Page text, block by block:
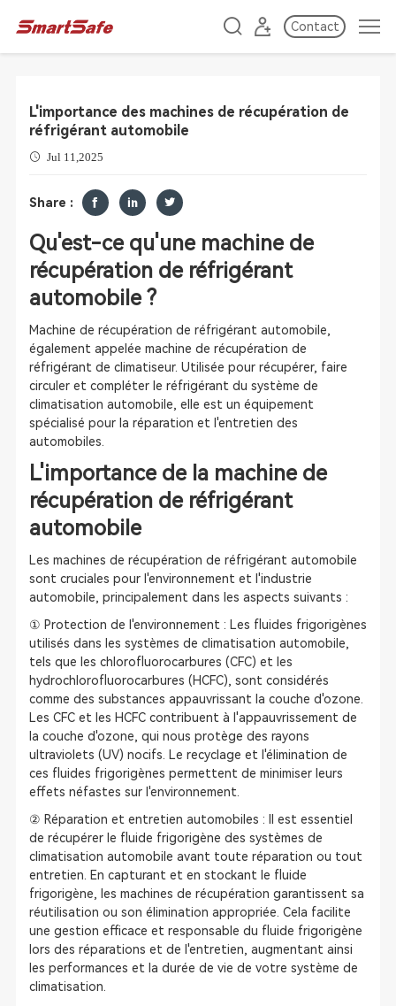
Contact
L'importance des machines de récupération de
réfrigérant automobile
Jul 11,2025
Share :
Qu'est-ce qu'une machine de
récupération de réfrigérant
automobile ?
Machine de récupération de réfrigérant automobile,
également appelée machine de récupération de
réfrigérant de climatiseur. Utilisée pour récupérer, faire
circuler et compléter le réfrigérant du système de
climatisation automobile, elle est un équipement
spécialisé pour la réparation et l'entretien des
automobiles.
L'importance de la machine de
récupération de réfrigérant
automobile
Les machines de récupération de réfrigérant automobile
sont cruciales pour l'environnement et l'industrie
automobile, principalement dans les aspects suivants :
① Protection de l'environnement : Les fluides frigorigènes
utilisés dans les systèmes de climatisation automobile,
tels que les chlorofluorocarbures (CFC) et les
hydrochlorofluorocarbures (HCFC), sont considérés
comme des substances appauvrissant la couche d'ozone.
Les CFC et les HCFC contribuent à l'appauvrissement de
la couche d'ozone, qui nous protège des rayons
ultraviolets (UV) nocifs. Le recyclage et l'élimination de
ces fluides frigorigènes permettent de minimiser leurs
effets néfastes sur l'environnement.
② Réparation et entretien automobiles : Il est essentiel
de récupérer le fluide frigorigène des systèmes de
climatisation automobile avant toute réparation ou tout
entretien. En capturant et en stockant le fluide
frigorigène, les machines de récupération garantissent sa
réutilisation ou son élimination appropriée. Cela facilite
une gestion efficace et responsable du fluide frigorigène
lors des réparations et de l'entretien, augmentant ainsi
les performances et la durée de vie de votre système de
climatisation.